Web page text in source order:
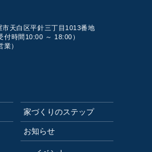
天白区平針三丁目1013番地
時間10:00 ～ 18:00）
）
家づくりのステップ
お知らせ